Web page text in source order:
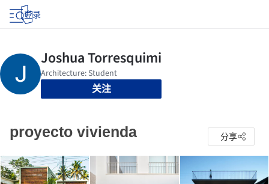
登录
关注
proyecto vivienda 分享